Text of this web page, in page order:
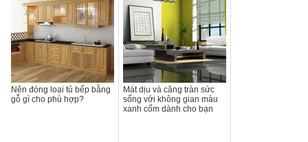
Nên đóng loại tủ bếp bằng
gỗ gì cho phù hợp?
Mát dịu và căng tràn sức
sống với không gian màu
xanh cốm dành cho bạn